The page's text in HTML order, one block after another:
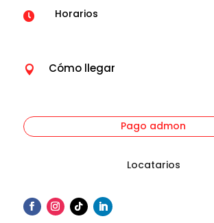
 Horarios
 Cómo llegar
Pago admon
Locatarios